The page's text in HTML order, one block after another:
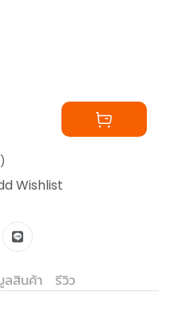
Wishlist
ลสินค้า รีวิว